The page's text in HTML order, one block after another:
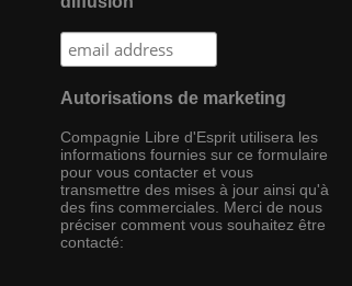
Autorisations de marketing
Compagnie Libre d'Esprit utilisera les
informations fournies sur ce formulaire
pour vous contacter et vous
transmettre des mises à jour ainsi qu'à
des fins commerciales. Merci de nous
préciser comment vous souhaitez être
contacté: